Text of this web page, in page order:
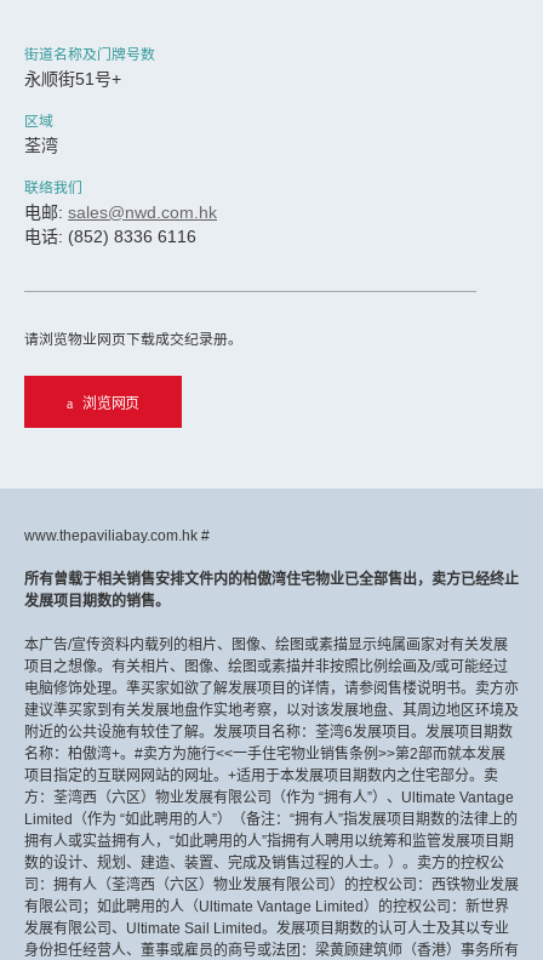
街道名称及门牌号数
永顺街51号+
区域
荃湾
联络我们
电邮: sales@nwd.com.hk
电话: (852) 8336 6116
请浏览物业网页下载成交纪录册。
浏览网页
www.thepaviliabay.com.hk #
所有曾载于相关销售安排文件内的柏傲湾住宅物业已全部售出，卖方已经终止
发展项目期数的销售。
本广告/宣传资料内载列的相片、图像、绘图或素描显示纯属画家对有关发展
项目之想像。有关相片、图像、绘图或素描并非按照比例绘画及/或可能经过
电脑修饰处理。準买家如欲了解发展项目的详情，请参阅售楼说明书。卖方亦
建议準买家到有关发展地盘作实地考察，以对该发展地盘、其周边地区环境及
附近的公共设施有较佳了解。发展项目名称：荃湾6发展项目。发展项目期数
名称：柏傲湾+。#卖方为施行<<一手住宅物业销售条例>>第2部而就本发展
项目指定的互联网网站的网址。+适用于本发展项目期数内之住宅部分。卖
方：荃湾西（六区）物业发展有限公司（作为 “拥有人”）、Ultimate Vantage
Limited（作为 “如此聘用的人”）（备注：“拥有人”指发展项目期数的法律上的
拥有人或实益拥有人，“如此聘用的人”指拥有人聘用以统筹和监管发展项目期
数的设计、规划、建造、装置、完成及销售过程的人士。）。卖方的控权公
司：拥有人（荃湾西（六区）物业发展有限公司）的控权公司：西铁物业发展
有限公司；如此聘用的人（Ultimate Vantage Limited）的控权公司：新世界
发展有限公司、Ultimate Sail Limited。发展项目期数的认可人士及其以专业
身份担任经营人、董事或雇员的商号或法团：梁黄顾建筑师（香港）事务所有